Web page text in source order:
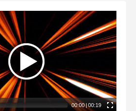
00:00|00:19